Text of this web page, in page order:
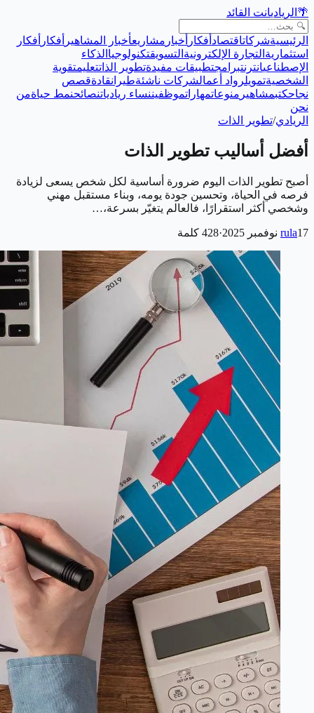
🌴 الرياديانت القائد
الرئيسيةشركاتاقتصاد أفكار أخبار مشاريعأخبار المشاهير أفكار أفكار
استثمارية التجارة الإلكترونية التسويقتكنولوجيا الذكاء
الإصطناعيانترنتبرامجتطبيقات مفيدةتطوير الذاتتعليمتقوية
الشخصيةتمويلرواد أعمالشركات ناشئةطيرانقادةقصص
نجاحكتبمشاهير منوعاتمهاراتموظفيننساء ريادياتنصائحنمط حياةمن
نحن
الريادي/تطوير الذات
أفضل أساليب تطوير الذات
أصبح تطوير الذات اليوم ضرورة أساسية لكل شخص يسعى لزيادة
فرصه في الحياة، وتحسين جودة يومه، وبناء مستقبل مهني
وشخصي أكثر استقرارًا، فالعالم يتغيّر بسرعة،…
rula17 نوفمبر 2025 ·
428 كلمة